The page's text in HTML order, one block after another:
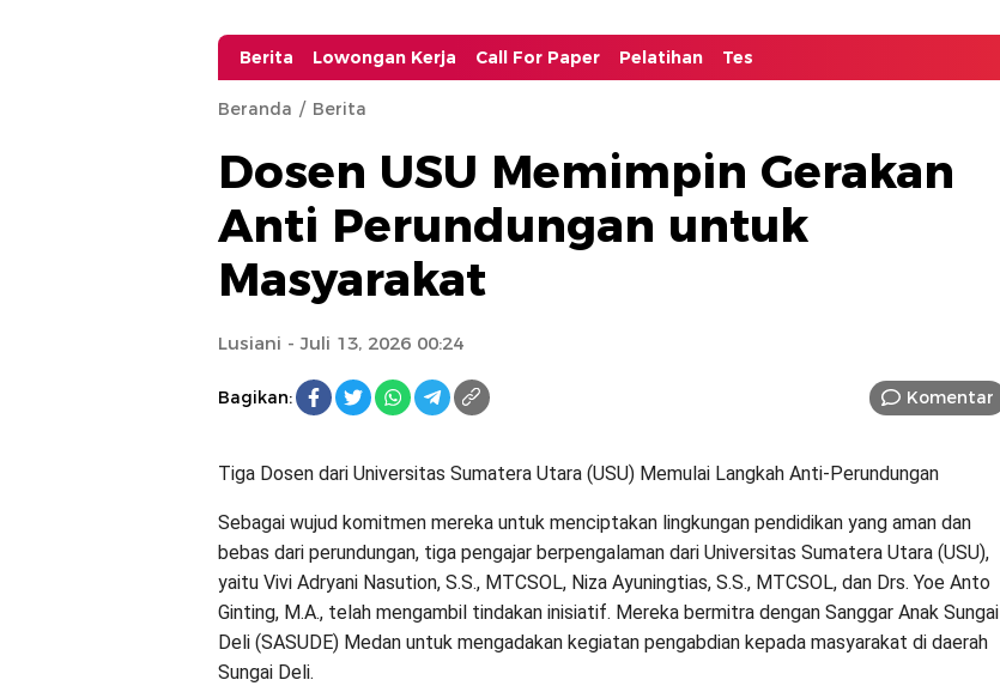
Berita Lowongan Kerja Call For Paper Pelatihan Tes
Beranda Berita
Dosen USU Memimpin Gerakan
Anti Perundungan untuk
Masyarakat
Lusiani - Juli 13, 2026 00:24
Bagikan: Komentar
Tiga Dosen dari Universitas Sumatera Utara (USU) Memulai Langkah Anti-Perundungan
Sebagai wujud komitmen mereka untuk menciptakan lingkungan pendidikan yang aman dan
bebas dari perundungan, tiga pengajar berpengalaman dari Universitas Sumatera Utara (USU),
yaitu Vivi Adryani Nasution, S.S., MTCSOL, Niza Ayuningtias, S.S., MTCSOL, dan Drs. Yoe Anto
Ginting, M.A., telah mengambil tindakan inisiatif. Mereka bermitra dengan Sanggar Anak Sungai
Deli (SASUDE) Medan untuk mengadakan kegiatan pengabdian kepada masyarakat di daerah
Sungai Deli.